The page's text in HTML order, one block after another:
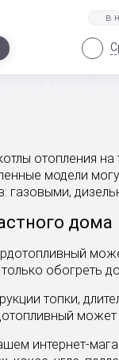
отопления
модели
газовыми,
дома
обогреть
топки,
интернет-